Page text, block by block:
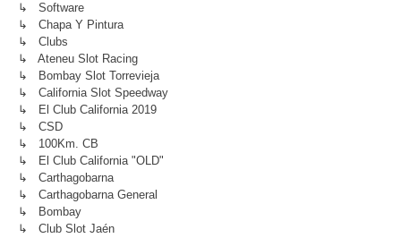
↳ Software
↳ Chapa Y Pintura
↳ Clubs
↳ Ateneu Slot Racing
↳ Bombay Slot Torrevieja
↳ California Slot Speedway
↳ El Club California 2019
↳ CSD
↳ 100Km. CB
↳ El Club California "OLD"
↳ Carthagobarna
↳ Carthagobarna General
↳ Bombay
↳ Club Slot Jaén